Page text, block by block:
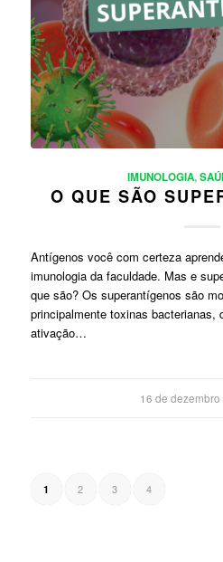
IMUNOLOGIA,
O QUE SÃO
Antígenos você com certeza
imunologia da faculdade. Mas e
que são? Os superantígenos são
principalmente toxinas bacterianas,
ativação…
16 de
1 2 3 4